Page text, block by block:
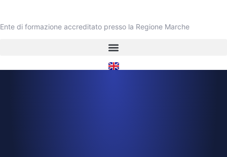
Ente di formazione accreditato presso la Regione Marche